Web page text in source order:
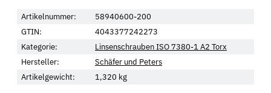
Artikelnummer:
58940600-200
GTIN:
4043377242273
Kategorie:
Linsenschrauben ISO 7380-1 A2 Torx
Hersteller:
Schäfer und Peters
Artikelgewicht:
1,320 kg